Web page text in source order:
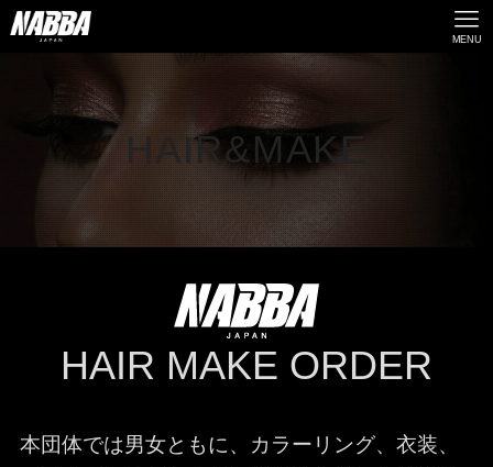
MENU
HAIR&MAKE
HAIR MAKE ORDER
本団体では男女ともに、カラーリング、衣装、